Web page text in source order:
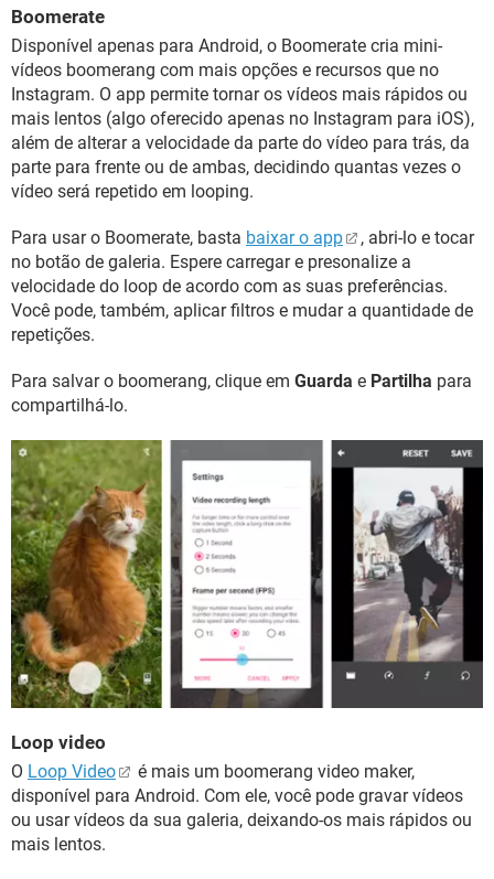
Boomerate
Disponível apenas para Android, o Boomerate cria mini-
vídeos boomerang com mais opções e recursos que no
Instagram. O app permite tornar os vídeos mais rápidos ou
mais lentos (algo oferecido apenas no Instagram para iOS),
além de alterar a velocidade da parte do vídeo para trás, da
parte para frente ou de ambas, decidindo quantas vezes o
vídeo será repetido em looping.
Para usar o Boomerate, basta baixar o app
, abri-lo e tocar
no botão de galeria. Espere carregar e presonalize a
velocidade do loop de acordo com as suas preferências.
Você pode, também, aplicar filtros e mudar a quantidade de
repetições.
Para salvar o boomerang, clique em Guarda e Partilha para
compartilhá-lo.
Loop video
O Loop Video
é mais um boomerang video maker,
disponível para Android. Com ele, você pode gravar vídeos
ou usar vídeos da sua galeria, deixando-os mais rápidos ou
mais lentos.